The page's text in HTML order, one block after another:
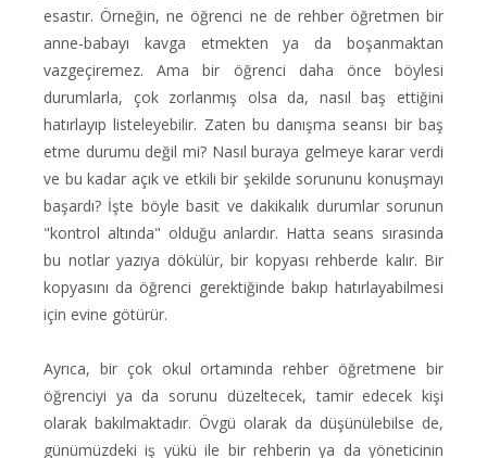
esastır. Örneğin, ne öğrenci ne de rehber öğretmen bir
anne-babayı kavga etmekten ya da boşanmaktan
vazgeçiremez. Ama bir öğrenci daha önce böylesi
durumlarla, çok zorlanmış olsa da, nasıl baş ettiğini
hatırlayıp listeleyebilir. Zaten bu danışma seansı bir baş
etme durumu değil mi? Nasıl buraya gelmeye karar verdi
ve bu kadar açık ve etkili bir şekilde sorununu konuşmayı
başardı? İşte böyle basit ve dakikalık durumlar sorunun
"kontrol altında" olduğu anlardır. Hatta seans sırasında
bu notlar yazıya dökülür, bir kopyası rehberde kalır. Bir
kopyasını da öğrenci gerektiğinde bakıp hatırlayabilmesi
için evine götürür.
Ayrıca, bir çok okul ortamında rehber öğretmene bir
öğrenciyi ya da sorunu düzeltecek, tamir edecek kişi
olarak bakılmaktadır. Övgü olarak da düşünülebilse de,
günümüzdeki iş yükü ile bir rehberin ya da yöneticinin